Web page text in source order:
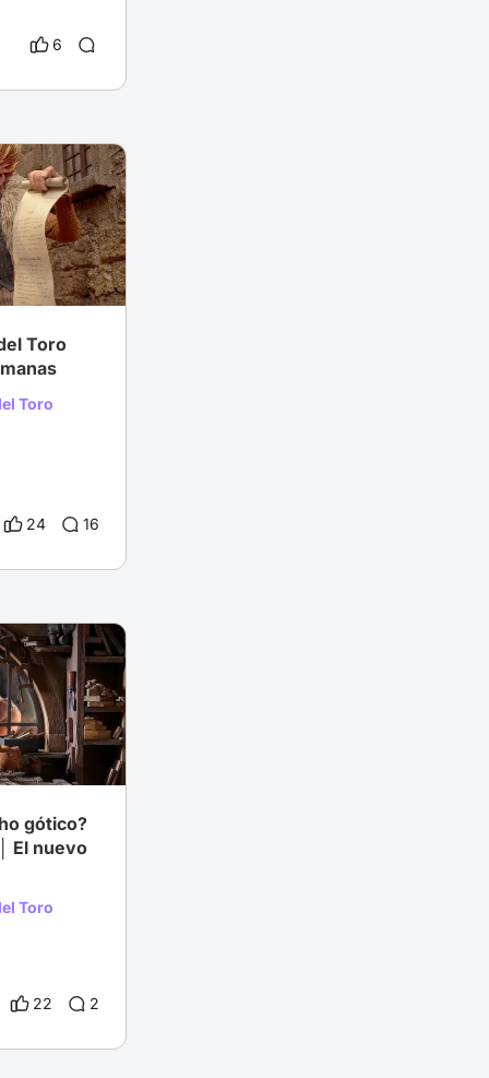
6
Toro
Toro
24 16
gótico?
El nuevo
Toro
22 2